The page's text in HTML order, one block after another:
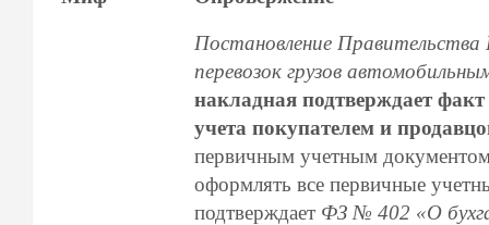
Постановление
перевозок грузов
накладная подтверждает
учета покупателем и
первичным учетным
оформлять все первичные
подтверждает ФЗ № 402 «О